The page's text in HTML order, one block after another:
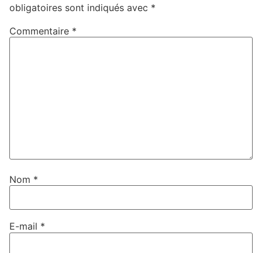
obligatoires sont indiqués avec *
Commentaire *
Nom *
E-mail *